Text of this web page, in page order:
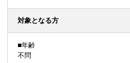
対象となる方
■年齢
不問